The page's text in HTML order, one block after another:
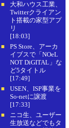
■
大和ハウス工業、
Twitterクライアン
ト搭載の家型アプ
リ
[18:03]
■
PS Store、アーカ
イブスで「NOeL
NOT DiGITAL」な
ど5タイトル
[17:49]
■
USEN、ISP事業を
So-netに譲渡
[17:33]
■
ニコ生、ユーザー
生放送などでもタ